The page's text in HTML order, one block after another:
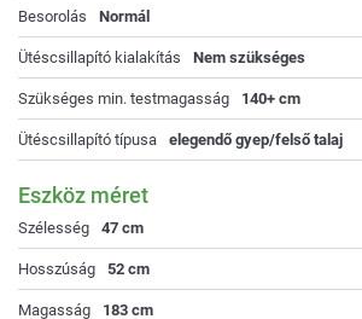
Besorolás Normál
Ütéscsillapító kialakítás Nem szükséges
Szükséges min. testmagasság 140+ cm
Ütéscsillapító típusa elegendő gyep/felső talaj
Eszköz méret
Szélesség 47 cm
Hosszúság 52 cm
Magasság 183 cm